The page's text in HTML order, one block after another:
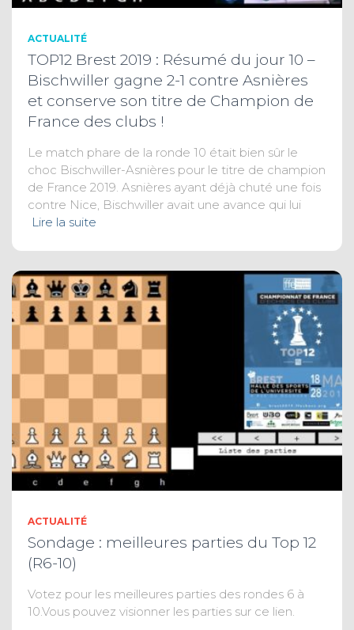
ACTUALITÉ
TOP12 Brest 2019 : Résumé du jour 10 –
Bischwiller gagne 2-1 contre Asnières
et conserve son titre de Champion de
France des clubs !
Le match phare de la ronde 10 était bien sûr le
choc Bischwiller-Asnières pour le titre de champion
de France 2019. Asnières ayant déjà chuté une fois
contre Nice, Bischwiller avait une avance qui lui
Lire la suite
ACTUALITÉ
Sondage : meilleures parties du Top 12
(R6-10)
Votez pour les meilleures parties des rondes 6 à
10.Vous pouvez visionner les parties sur ce lien.